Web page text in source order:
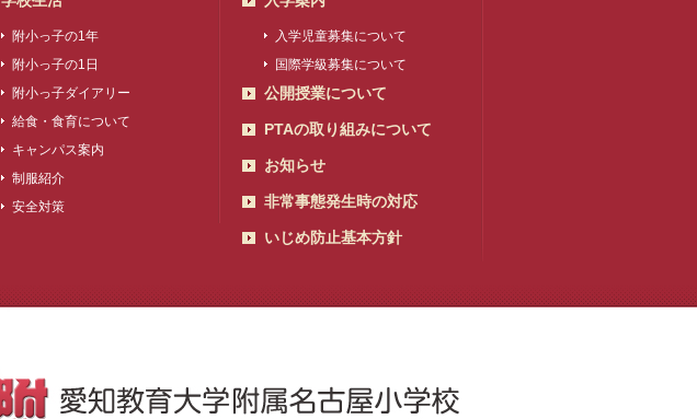
附小っ子の1年
附小っ子の1日
附小っ子ダイアリー
給食・食育について
キャンパス案内
制服紹介
安全対策
入学児童募集について
国際学級募集について
公開授業について
PTAの取り組みについて
お知らせ
非常事態発生時の対応
いじめ防止基本方針